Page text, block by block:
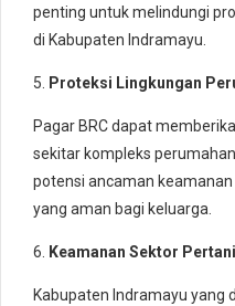
penting untuk melindungi
di Kabupaten Indramayu.
5. Proteksi Lingkungan
Pagar BRC dapat
sekitar kompleks
potensi ancaman
yang aman bagi keluarga.
6. Keamanan Sektor
Kabupaten Indramayu yang